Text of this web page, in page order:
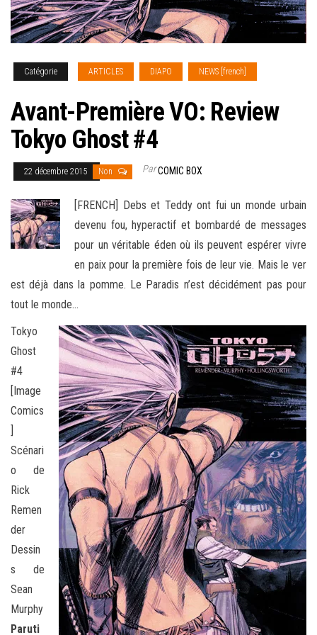
Catégorie ARTICLES DIAPO NEWS [french]
Avant-Première VO: Review
Tokyo Ghost #4
22 décembre 2015 Non ParCOMIC BOX
[FRENCH] Debs et Teddy ont fui un monde urbain
devenu fou, hyperactif et bombardé de messages
pour un véritable éden où ils peuvent espérer vivre
en paix pour la première fois de leur vie. Mais le ver
est déjà dans la pomme. Le Paradis n’est décidément pas pour
tout le monde…
Tokyo
Ghost
#4
[Image
Comics
]
Scénari
o de
Rick
Remen
der
Dessin
s de
Sean
Murphy
Paruti